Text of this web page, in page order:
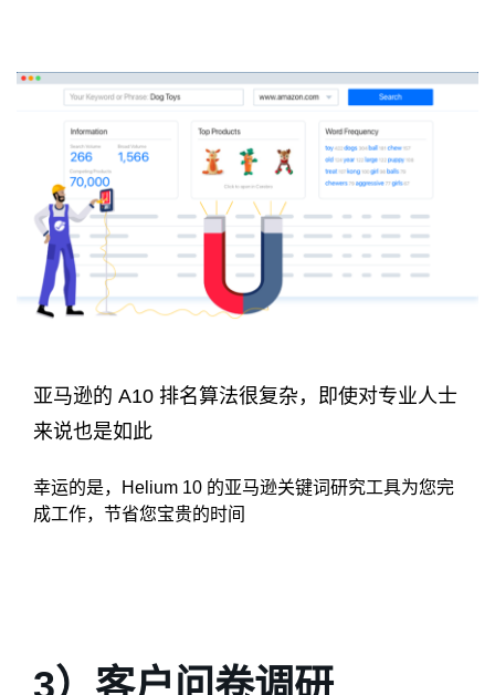
亚马逊的 A10 排名算法很复杂，即使对专业人士
来说也是如此
幸运的是，Helium 10 的亚马逊关键词研究工具为您完
成工作，节省您宝贵的时间